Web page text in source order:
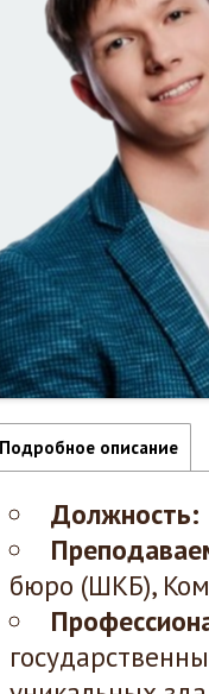
Подробное описание
Должность:
бюро (ШКБ),